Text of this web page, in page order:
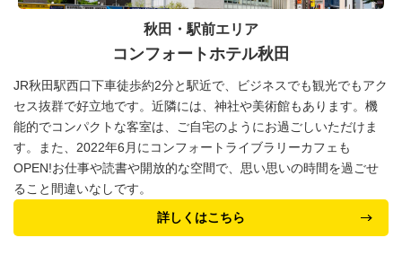
秋田・駅前エリア
コンフォートホテル秋田
JR秋田駅西口下車徒歩約2分と駅近で、ビジネスでも観光でもアク
セス抜群で好立地です。近隣には、神社や美術館もあります。機
能的でコンパクトな客室は、ご自宅のようにお過ごしいただけま
す。また、2022年6月にコンフォートライブラリーカフェも
OPEN!お仕事や読書や開放的な空間で、思い思いの時間を過ごせ
ること間違いなしです。
詳しくはこちら